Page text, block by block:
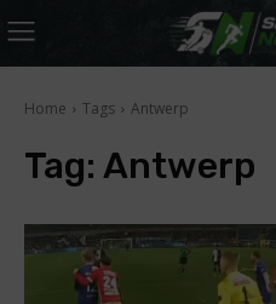
Home Tags Antwerp
Tag: Antwerp